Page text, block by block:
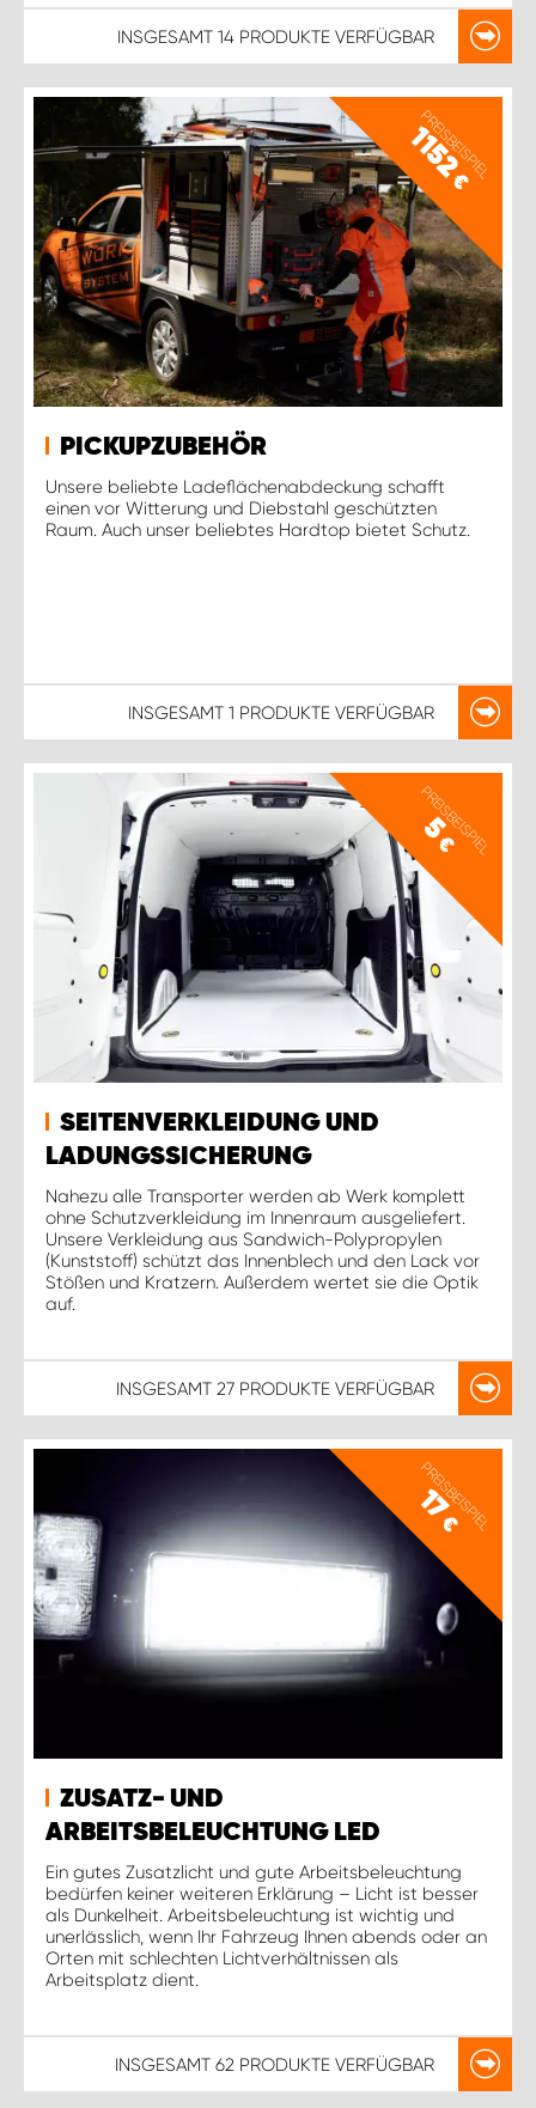
INSGESAMT 14 PRODUKTE VERFÜGBAR
PREISBEISPIEL
1152
€
PICKUPZUBEHÖR
Unsere beliebte Ladeflächenabdeckung schafft
einen vor Witterung und Diebstahl geschützten
Raum. Auch unser beliebtes Hardtop bietet Schutz.
INSGESAMT 1 PRODUKTE VERFÜGBAR
PREISBEISPIEL
5
€
SEITENVERKLEIDUNG UND
LADUNGSSICHERUNG
Nahezu alle Transporter werden ab Werk komplett
ohne Schutzverkleidung im Innenraum ausgeliefert.
Unsere Verkleidung aus Sandwich-Polypropylen
(Kunststoff) schützt das Innenblech und den Lack vor
Stößen und Kratzern. Außerdem wertet sie die Optik
auf.
INSGESAMT 27 PRODUKTE VERFÜGBAR
PREISBEISPIEL
17
€
ZUSATZ- UND
ARBEITSBELEUCHTUNG LED
Ein gutes Zusatzlicht und gute Arbeitsbeleuchtung
bedürfen keiner weiteren Erklärung – Licht ist besser
als Dunkelheit. Arbeitsbeleuchtung ist wichtig und
unerlässlich, wenn Ihr Fahrzeug Ihnen abends oder an
Orten mit schlechten Lichtverhältnissen als
Arbeitsplatz dient.
INSGESAMT 62 PRODUKTE VERFÜGBAR